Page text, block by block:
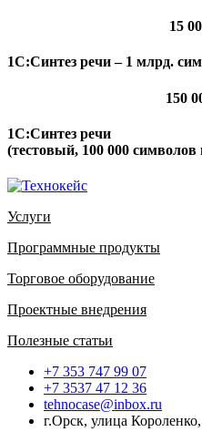
15
1С:Синтез речи – 1 млрд.
150
1С:Синтез речи
(тестовый, 100 000 символов
Услуги
Программные продукты
Торговое оборудование
Проектные внедрения
Полезные статьи
+7 353 747 99 07
+7 3537 47 12 36
tehnocase@inbox.ru
г.Орск, улица